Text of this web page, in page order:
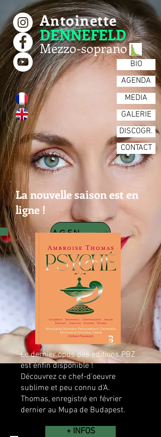
Antoinette
DENNEFELD
Mezzo-soprano
BIO
AGENDA
MEDIA
GALERIE
DISCOGR.
CONTACT
La nouvelle saison est en
ligne !
AGENDA
Le dernier opus des editions PBZ
est enfin disponible !
Découvrez ce chef-d'oeuvre
sublime et peu connu d'A.
Thomas, enregistré en février
dernier au Mupa de Budapest.
+ INFOS